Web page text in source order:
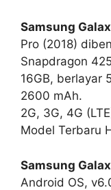
Samsung
Pro (2018)
Snapdragon
16GB, berlayar
2600 mAh.
2G, 3G, 4G
Model Terbaru
Samsung
Android OS,